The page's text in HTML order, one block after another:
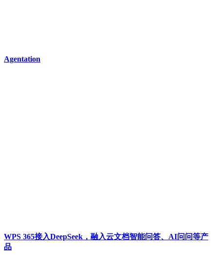
Agentation
WPS 365接入DeepSeek，融入云文档智能问答、AI问问等产
品